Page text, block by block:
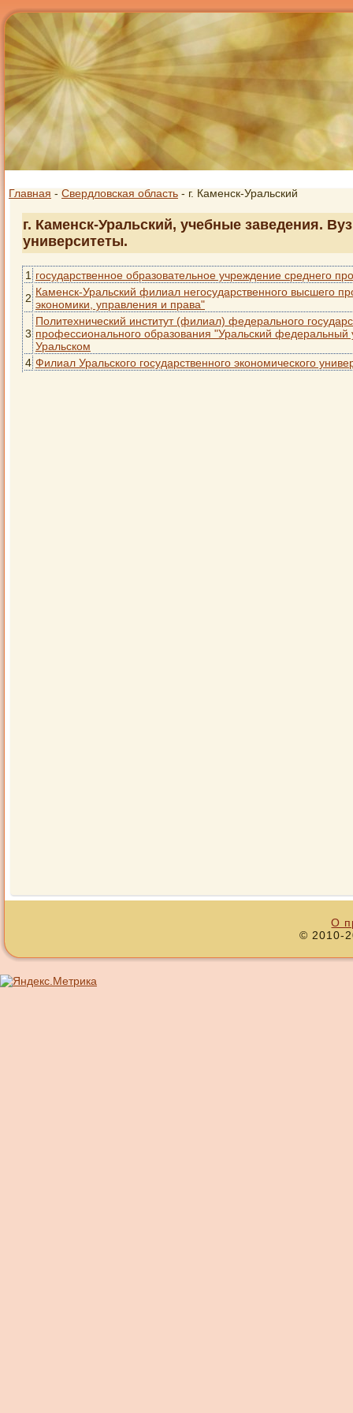
Главная - Свердловская область - г. Каменск-Уральский
г. Каменск-Уральский, учебные заведения.
университеты.
1 государственное образовательное учреждение среднего
2 Каменск-Уральский филиал негосударственного высшего
экономики, управления и права"
3
Политехнический институт (филиал) федерального
профессионального образования "Уральский
Уральском
4 Филиал Уральского государственного экономического
О
© 2010-